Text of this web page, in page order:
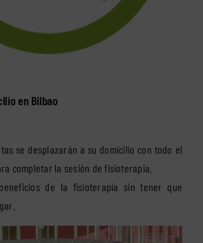
en Bilbao
se desplazarán a su domicilio con todo el
completar la sesión de fisioterapia.
de la fisioterapia sin tener que